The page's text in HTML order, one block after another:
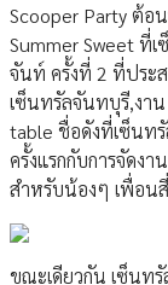
Scooper Party ต้อ
Summer Sweet ที่
จันท์ ครั้งที่ 2 ที่ประส
เซ็นทรัลจันทบุรี,งา
table ชื่อดังที่เซ็นท
ครั้งแรกกับการจัดง
สำหรับน้องๆ เพื่อน
ขณะเดียวกัน เซ็นท